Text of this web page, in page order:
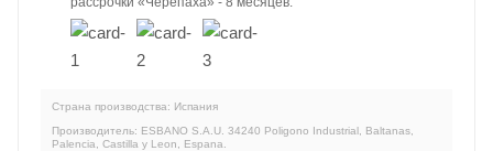
Страна производства: Испания
Производитель: ESBANO S.A.U. 34240 Poligono Industrial, Baltanas,
Palencia, Castilla y Leon, Espana.